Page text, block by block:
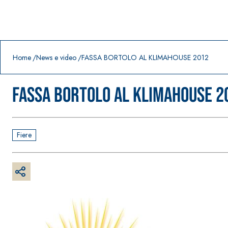
Home News e video FASSA BORTOLO AL KLIMAHOUSE 2012
FASSA BORTOLO AL KLIMAHOUSE
Fiere
Prodotti in primo piano